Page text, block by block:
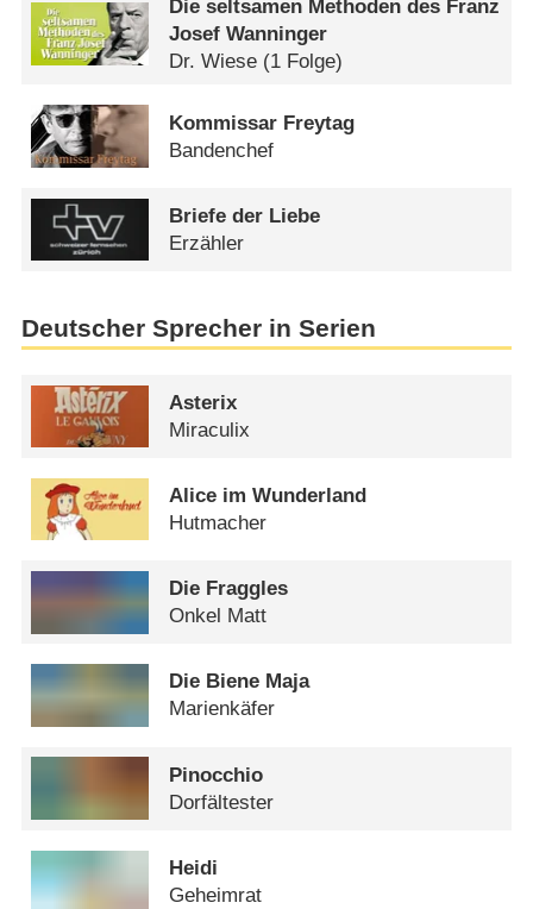
Die seltsamen Methoden des Franz
Josef Wanninger
Dr. Wiese (1 Folge)
Kommissar Freytag
Bandenchef
Briefe der Liebe
Erzähler
Deutscher Sprecher in Serien
Asterix
Miraculix
Alice im Wunderland
Hutmacher
Die Fraggles
Onkel Matt
Die Biene Maja
Marienkäfer
Pinocchio
Dorfältester
Heidi
Geheimrat